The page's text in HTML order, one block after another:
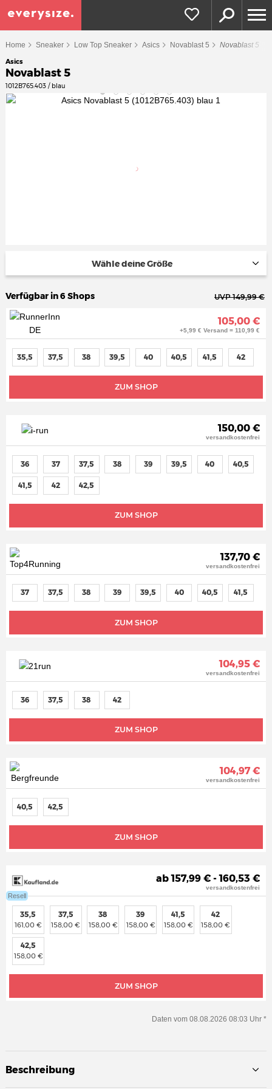
Home Sneaker Low Top Sneaker Asics Novablast 5 Novablast 5
Asics
Novablast 5
1012B765.403 / blau
Wähle deine Größe
Verfügbar in 6 Shops UVP 149,99 €
105,00 €
+5,99 € Versand = 110,99 €
ZUM SHOP
35,5 37,5 38 39,5 40 40,5 41,5 42
150,00 €
versandkostenfrei
ZUM SHOP
36 37 37,5 38 39 39,5 40 40,5
41,5 42 42,5
137,70 €
versandkostenfrei
ZUM SHOP
37 37,5 38 39 39,5 40 40,5 41,5
104,95 €
versandkostenfrei
ZUM SHOP
36 37,5 38 42
104,97 €
versandkostenfrei
ZUM SHOP
40,5 42,5
Resell
ab 157,99 € - 160,53 €
versandkostenfrei
ZUM SHOP
35,5
161,00 €
37,5
158,00 €
38
158,00 €
39
158,00 €
41,5
158,00 €
42
158,00 €
42,5
158,00 €
Daten vom 08.08.2026 08:03 Uhr *
Beschreibung